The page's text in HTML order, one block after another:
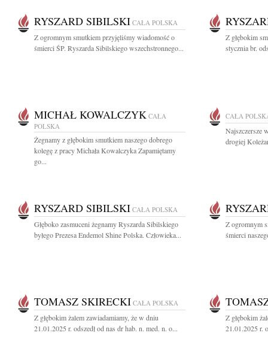
RYSZARD SIBILSKI CAŁA POLSKA
Z ogromnym smutkiem przyjęliśmy wiadomość o
śmierci ŚP. Ryszarda Sibilskiego wszechstronnego...
Z głębokim
stycznia br.
MICHAŁ KOWALCZYK CAŁA
POLSKA
Żegnamy z głębokim smutkiem naszego dobrego
kolegę z pracy Michała Kowalczyka Zapamiętamy
go...
CAŁA
Najszczersze
drogiej
RYSZARD SIBILSKI CAŁA POLSKA
Głęboko zasmuceni żegnamy Ryszarda Sibilskiego
byłego Prezesa Endemol Shine Polska. Człowieka...
Z ogromnym
śmierci
TOMASZ SKIRECKI CAŁA POLSKA
Z głębokim żalem zawiadamiamy, że w dniu
21.01.2025 r. odszedł od nas dr hab. n. med. n. o...
Z głębokim
21.01.2025 r.